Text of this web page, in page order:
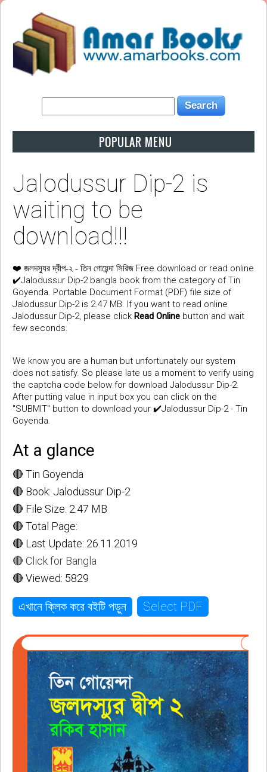
POPULAR MENU
Jalodussur Dip-2 is
waiting to be
download!!!
❤️ জলদস্যুর দ্বীপ-২ - তিন গোয়েন্দা সিরিজ Free download or read online
✔️Jalodussur Dip-2 bangla book from the category of Tin
Goyenda. Portable Document Format (PDF) file size of
Jalodussur Dip-2 is 2.47 MB. If you want to read online
Jalodussur Dip-2, please click Read Online button and wait
few seconds.
We know you are a human but unfortunately our system
does not satisfy. So please late us a moment to verify using
the captcha code below for download Jalodussur Dip-2.
After putting value in input box you can click on the
"SUBMIT" button to download your ✔️Jalodussur Dip-2 - Tin
Goyenda.
At a glance
🔴 Tin Goyenda
🔴 Book: Jalodussur Dip-2
🔴 File Size: 2.47 MB
🔴 Total Page:
🔴 Last Update: 26.11.2019
🔴 Click for Bangla
🔴 Viewed: 5829
এখানে ক্লিক করে বইটি পড়ুন Select PDF